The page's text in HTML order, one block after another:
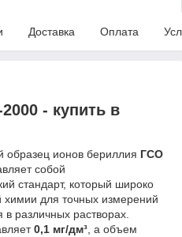
Доставка Оплата
- купить в
образец ионов бериллия ГСО
собой
стандарт, который широко
химии для точных измерений
различных растворах.
0,1 мг/дм³, а объем